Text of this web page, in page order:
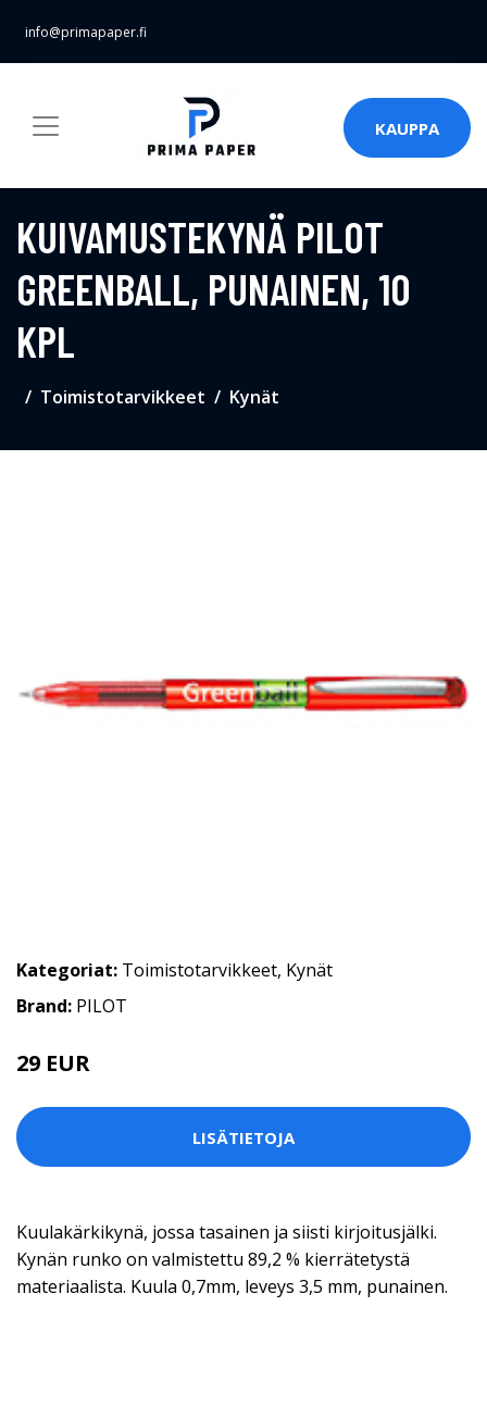
info@primapaper.fi
KAUPPA
KUIVAMUSTEKYNÄ PILOT
GREENBALL, PUNAINEN, 10
KPL
Toimistotarvikkeet Kynät
Kategoriat: Toimistotarvikkeet, Kynät
Brand: PILOT
29 EUR
LISÄTIETOJA
Kuulakärkikynä, jossa tasainen ja siisti kirjoitusjälki.
Kynän runko on valmistettu 89,2 % kierrätetystä
materiaalista. Kuula 0,7mm, leveys 3,5 mm, punainen.